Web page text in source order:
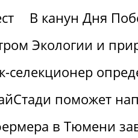
В канун Дня
Экологии и
селекционер
поможет
в Тюмени